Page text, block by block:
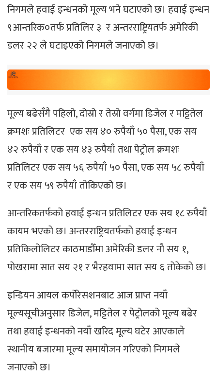
निगमले हवाई इन्धनको मूल्य भने घटाएको छ। हवाई इन्धन
९आन्तरिक०तर्फ प्रतिलिर ३ र अन्तरराष्ट्रियतर्फ अमेरिकी
डलर २२ ले घटाइएको निगमले जनाएको छ।
मूल्य बढेसँगै पहिलो, दोस्रो र तेस्रो वर्गमा डिजेल र मट्टितेल
क्रमशः प्रतिलिटर एक सय ४० रुपैयाँ ५० पैसा, एक सय
४२ रुपैयाँ र एक सय ४३ रुपैयाँ तथा पेट्रोल क्रमशः
प्रतिलिटर एक सय ५६ रुपैयाँ ५० पैसा, एक सय ५८ रुपैयाँ
र एक सय ५९ रुपैयाँ तोकिएको छ।
आन्तरिकतर्फको हवाई इन्धन प्रतिलिटर एक सय १८ रुपैयाँ
कायम भएको छ। अन्तरराष्ट्रियतर्फको हवाई इन्धन
प्रतिकिलोलिटर काठमाडौँमा अमेरिकी डलर नौ सय १,
पोखरामा सात सय २१ र भैरहवामा सात सय ६ तोकेको छ।
इन्डियन आयल कर्पोरेसशनबाट आज प्राप्त नयाँ
मूल्यसूचीअनुसार डिजेल, मट्टितेल र पेट्रोलको मूल्य बढेर
तथा हवाई इन्धनको नयाँ खरिद मूल्य घटेर आएकाले
स्थानीय बजारमा मूल्य समायोजन गरिएको निगमले
जनाएको छ।